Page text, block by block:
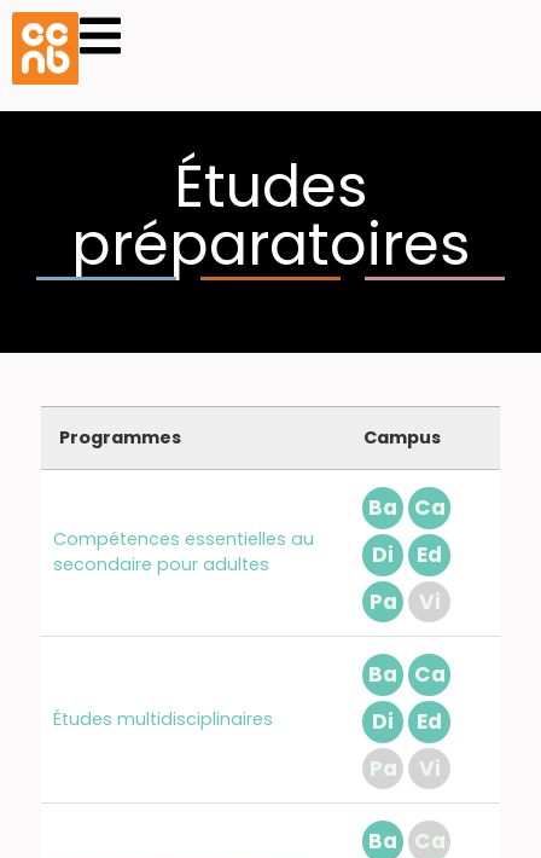
Études
préparatoires
Programmes Campus
Compétences essentielles au
secondaire pour adultes
Ba
Ca
Di
Ed
Pa
Vi
Études multidisciplinaires
Ba
Ca
Di
Ed
Pa
Vi
Ba
Ca